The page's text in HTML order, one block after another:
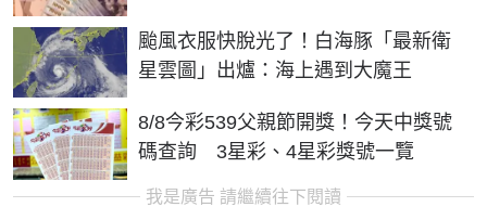
颱風衣服快脫光了！白海豚「最新衛
星雲圖」出爐：海上遇到大魔王
8/8今彩539父親節開獎！今天中獎號
碼查詢 3星彩、4星彩獎號一覽
我是廣告 請繼續往下閱讀